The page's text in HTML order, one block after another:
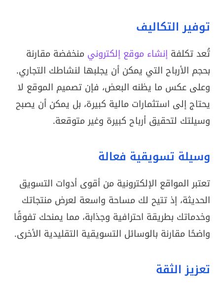
توفير التكاليف
تُعد تكلفةإنشاء موقع إلكتروني منخفضة مقارنة
بحجم الأرباح التي يمكن أن يجلبها لنشاطك التجاري.
وعلى عكس ما يظنه البعض، فإن تصميم الموقع لا
يحتاج إلى استثمارات مالية كبيرة، بل يمكن أن يصبح
وسيلتك لتحقيق أرباح كبيرة وغير متوقعة.
وسيلة تسويقية فعالة
تعتبر المواقع الإلكترونية من أقوى أدوات التسويق
الحديثة، إذ تتيح لك مساحة واسعة لعرض منتجاتك
وخدماتك بطريقة احترافية وجذابة، مما يمنحك تفوقًا
واضحًا مقارنة بالوسائل التسويقية التقليدية الأخرى.
تعزيز الثقة